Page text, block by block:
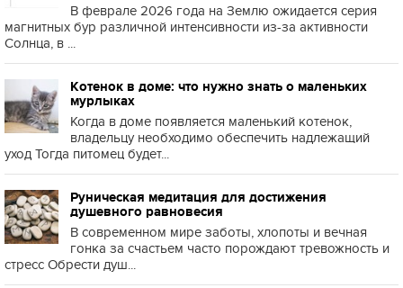
В феврале 2026 года на Землю ожидается серия
магнитных бур различной интенсивности из-за активности
Солнца, в ...
Котенок в доме: что нужно знать о маленьких
мурлыках
Когда в доме появляется маленький котенок,
владельцу необходимо обеспечить надлежащий
уход Тогда питомец будет...
Руническая медитация для достижения
душевного равновесия
В современном мире заботы, хлопоты и вечная
гонка за счастьем часто порождают тревожность и
стресс Обрести душ...